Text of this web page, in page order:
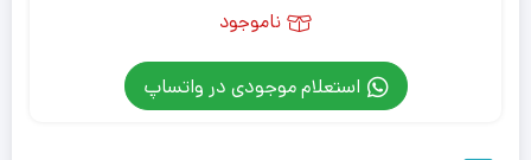
ناموجود
استعلام موجودی در واتساپ